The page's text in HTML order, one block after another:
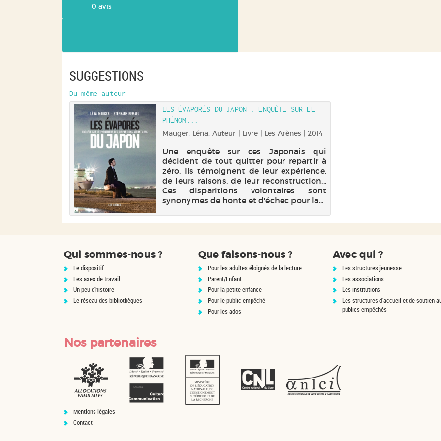
0avis
SUGGESTIONS
Du même auteur
LES ÉVAPORÉS DU JAPON : ENQUÊTE SUR LE
PHÉNOM...
Mauger, Léna. Auteur | Livre | Les Arènes | 2014
Une enquête sur ces Japonais qui
décident de tout quitter pour repartir à
zéro. Ils témoignent de leur expérience,
de leurs raisons, de leur reconstruction...
Ces disparitions volontaires sont
synonymes de honte et d'échec pour la...
Qui sommes-nous ?
Le dispositif
Les axes de travail
Un peu d'histoire
Le réseau des bibliothèques
Que faisons-nous ?
Pour les adultes éloignés de la lecture
Parent/Enfant
Pour la petite enfance
Pour le public empêché
Pour les ados
Avec qui ?
Les structures jeunesse
Les associations
Les institutions
Les structures d'accueil et de soutien
publics empêchés
Nos partenaires
Mentions légales
Contact